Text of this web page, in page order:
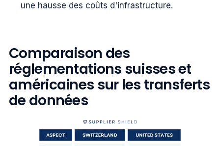
une hausse des coûts d'infrastructure.
Comparaison des
réglementations suisses et
américaines sur les transferts
de données